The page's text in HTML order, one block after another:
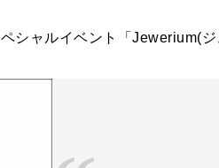
シャルイベント「Jewerium(